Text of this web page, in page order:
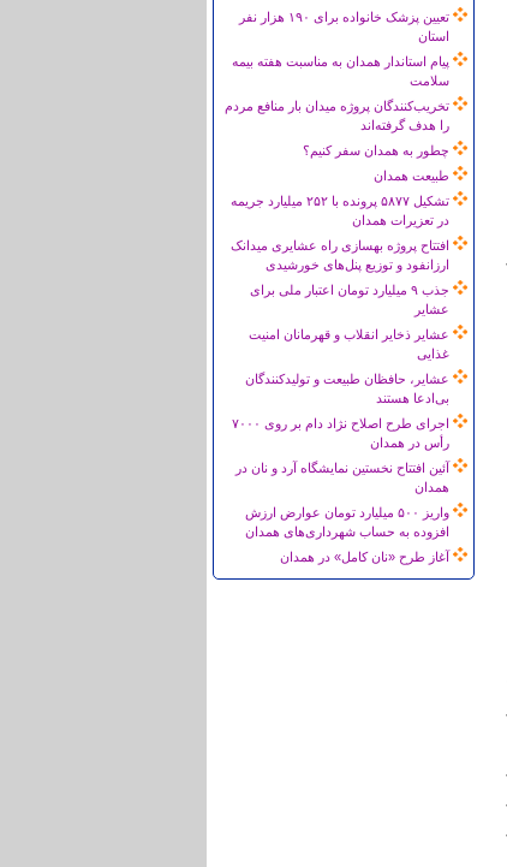
تعیین پزشک خانواده برای ۱۹۰ هزار نفر
استان
پیام استاندار همدان به مناسبت هفته بیمه
سلامت
تخریب‌کنندگان پروژه میدان بار منافع مردم
را هدف گرفته‌اند
چطور به همدان سفر کنیم؟
طبیعت همدان
تشکیل ۵۸۷۷ پرونده با ۲۵۲ میلیارد جریمه
در تعزیرات همدان
افتتاح پروژه بهسازی راه عشایری میدانک
ارزانفود و توزیع پنل‌های خورشیدی
جذب ۹ میلیارد تومان اعتبار ملی برای
عشایر
عشایر ذخایر انقلاب و قهرمانان امنیت
غذایی
عشایر، حافظان طبیعت و تولیدکنندگان
بی‌ادعا هستند
اجرای طرح اصلاح نژاد دام بر روی ۷۰۰۰
رأس در همدان
آئین افتتاح نخستین نمایشگاه آرد و نان در
همدان
واریز ۵۰۰ میلیارد تومان عوارض ارزش
افزوده به حساب شهرداری‌های همدان
آغاز طرح «نان کامل» در همدان